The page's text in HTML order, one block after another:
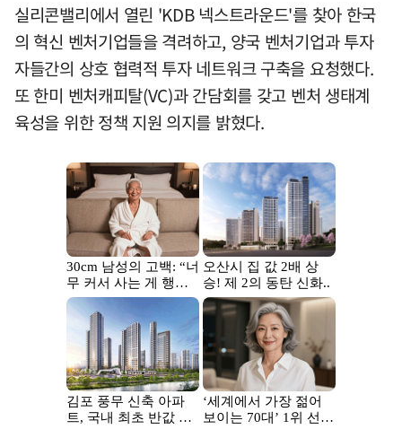
실리콘밸리에서 열린 'KDB 넥스트라운드'를 찾아 한국
의 혁신 벤처기업들을 격려하고, 양국 벤처기업과 투자
자들간의 상호 협력적 투자 네트워크 구축을 요청했다.
또 한미 벤처캐피탈(VC)과 간담회를 갖고 벤처 생태계
육성을 위한 정책 지원 의지를 밝혔다.